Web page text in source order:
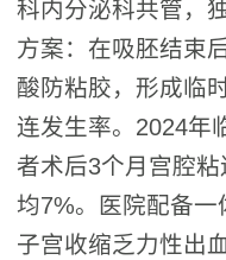
科内分泌科共管，
方案：在吸胚结束
酸防粘胶，形成临
连发生率。2024年
者术后3个月宫腔
均7%。医院配备
子宫收缩乏力性出